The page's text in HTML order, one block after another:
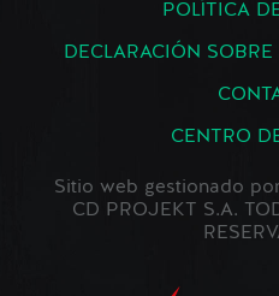
POLÍTICA
DECLARACIÓN
CENTRO
Sitio web gestionado
CD PROJEKT S.A.